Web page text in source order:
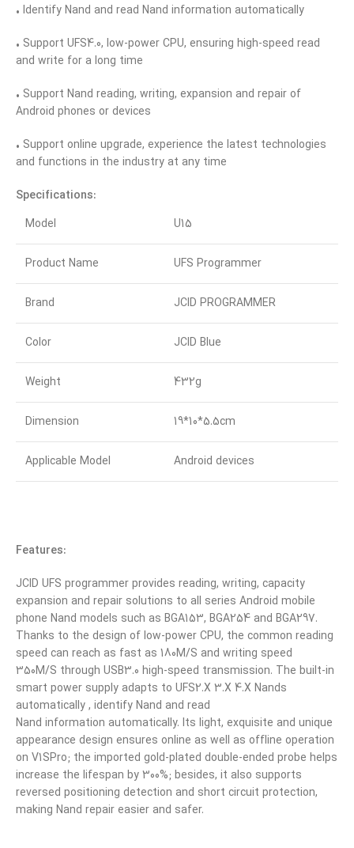
• Identify Nand and read Nand information automatically
• Support UFS4.0, low-power CPU, ensuring high-speed read
and write for a long time
• Support Nand reading, writing, expansion and repair of
Android phones or devices
• Support online upgrade, experience the latest technologies
and functions in the industry at any time
Specifications:
Model
U15
Product Name UFS Programmer
Brand JCID PROGRAMMER
Color JCID Blue
Weight 432g
Dimension 19*10*5.5cm
Applicable Model Android devices
Features:
JCID UFS programmer provides reading, writing, capacity
expansion and repair solutions to all series Android mobile
phone Nand models such as BGA153, BGA254 and BGA297.
Thanks to the design of low-power CPU, the common reading
speed can reach as fast as 180M/S and writing speed
350M/S through USB3.0 high-speed transmission. The built-in
smart power supply adapts to UFS2.X 3.X 4.X Nands
automatically , identify Nand and read
Nand information automatically. Its light, exquisite and unique
appearance design ensures online as well as offline operation
on V1SPro; the imported gold-plated double-ended probe helps
increase the lifespan by 300%; besides, it also supports
reversed positioning detection and short circuit protection,
making Nand repair easier and safer.